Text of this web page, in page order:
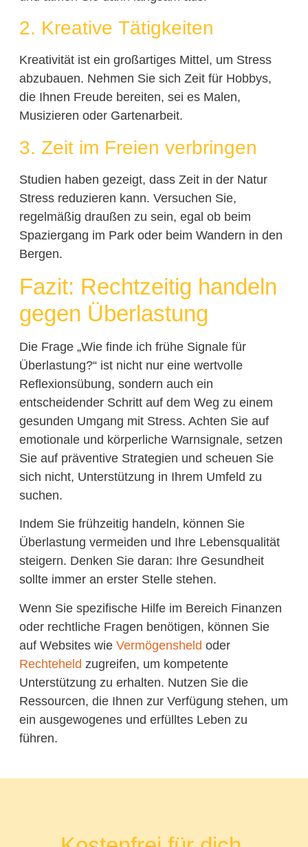
2. Kreative Tätigkeiten
Kreativität ist ein großartiges Mittel, um Stress
abzubauen. Nehmen Sie sich Zeit für Hobbys,
die Ihnen Freude bereiten, sei es Malen,
Musizieren oder Gartenarbeit.
3. Zeit im Freien verbringen
Studien haben gezeigt, dass Zeit in der Natur
Stress reduzieren kann. Versuchen Sie,
regelmäßig draußen zu sein, egal ob beim
Spaziergang im Park oder beim Wandern in den
Bergen.
Fazit: Rechtzeitig handeln
gegen Überlastung
Die Frage „Wie finde ich frühe Signale für
Überlastung?“ ist nicht nur eine wertvolle
Reflexionsübung, sondern auch ein
entscheidender Schritt auf dem Weg zu einem
gesunden Umgang mit Stress. Achten Sie auf
emotionale und körperliche Warnsignale, setzen
Sie auf präventive Strategien und scheuen Sie
sich nicht, Unterstützung in Ihrem Umfeld zu
suchen.
Indem Sie frühzeitig handeln, können Sie
Überlastung vermeiden und Ihre Lebensqualität
steigern. Denken Sie daran: Ihre Gesundheit
sollte immer an erster Stelle stehen.
Wenn Sie spezifische Hilfe im Bereich Finanzen
oder rechtliche Fragen benötigen, können Sie
auf Websites wie Vermögensheld oder
Rechteheld zugreifen, um kompetente
Unterstützung zu erhalten. Nutzen Sie die
Ressourcen, die Ihnen zur Verfügung stehen, um
ein ausgewogenes und erfülltes Leben zu
führen.